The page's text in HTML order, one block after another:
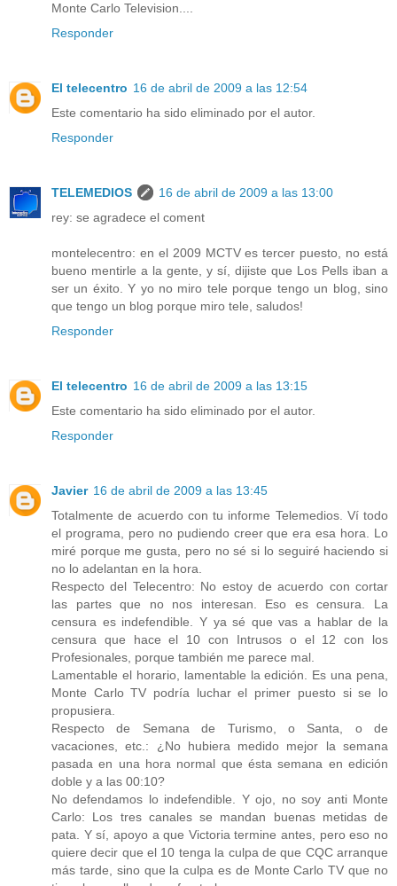
Monte Carlo Television....
Responder
El telecentro 16 de abril de 2009 a las 12:54
Este comentario ha sido eliminado por el autor.
Responder
TELEMEDIOS
16 de abril de 2009 a las 13:00
rey: se agradece el coment
montelecentro: en el 2009 MCTV es tercer puesto, no está
bueno mentirle a la gente, y sí, dijiste que Los Pells iban a
ser un éxito. Y yo no miro tele porque tengo un blog, sino
que tengo un blog porque miro tele, saludos!
Responder
El telecentro 16 de abril de 2009 a las 13:15
Este comentario ha sido eliminado por el autor.
Responder
Javier 16 de abril de 2009 a las 13:45
Totalmente de acuerdo con tu informe Telemedios. Ví todo
el programa, pero no pudiendo creer que era esa hora. Lo
miré porque me gusta, pero no sé si lo seguiré haciendo si
no lo adelantan en la hora.
Respecto del Telecentro: No estoy de acuerdo con cortar
las partes que no nos interesan. Eso es censura. La
censura es indefendible. Y ya sé que vas a hablar de la
censura que hace el 10 con Intrusos o el 12 con los
Profesionales, porque también me parece mal.
Lamentable el horario, lamentable la edición. Es una pena,
Monte Carlo TV podría luchar el primer puesto si se lo
propusiera.
Respecto de Semana de Turismo, o Santa, o de
vacaciones, etc.: ¿No hubiera medido mejor la semana
pasada en una hora normal que ésta semana en edición
doble y a las 00:10?
No defendamos lo indefendible. Y ojo, no soy anti Monte
Carlo: Los tres canales se mandan buenas metidas de
pata. Y sí, apoyo a que Victoria termine antes, pero eso no
quiere decir que el 10 tenga la culpa de que CQC arranque
más tarde, sino que la culpa es de Monte Carlo TV que no